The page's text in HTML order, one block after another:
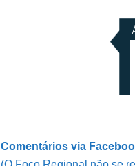
Comentários via